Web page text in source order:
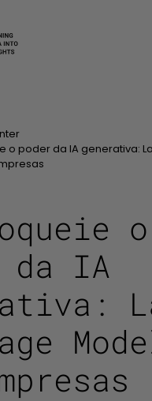
o poder da IA generativa:
o
da IA